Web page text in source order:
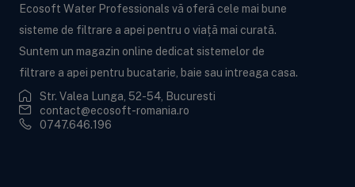
Ecosoft Water Professionals vă oferă cele mai bune
sisteme de filtrare a apei pentru o viață mai curată.
Suntem un magazin online dedicat sistemelor de
filtrare a apei pentru bucatarie, baie sau intreaga casa.
Str. Valea Lunga, 52-54, Bucuresti
contact@ecosoft-romania.ro
0747.646.196